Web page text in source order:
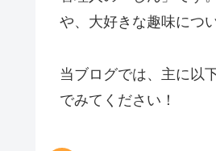
や、大好きな趣味につ
当ブログでは、主に以
でみてください！